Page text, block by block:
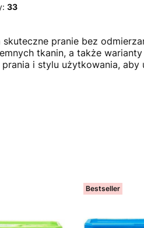
33
pranie bez
tkanin, a także
i stylu użytkowania,
Bestseller